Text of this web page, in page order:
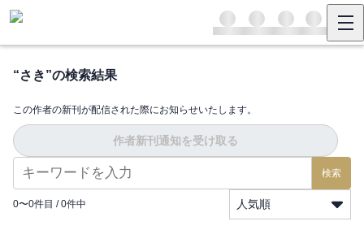
“さき”の検索結果
この作者の新刊が配信された際にお知らせいたします。
作者新刊通知を受け取る
検索
0〜0件目 / 0件中 人気順